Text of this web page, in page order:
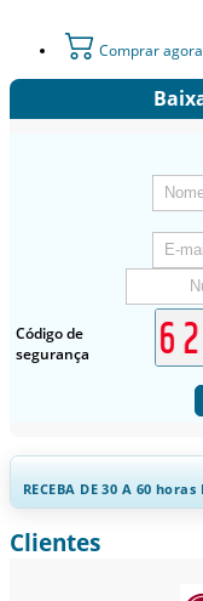
Comprar agora
Código de
segurança
RECEBA DE 30 A 60 horas
Ampliar a cobertura
Clientes